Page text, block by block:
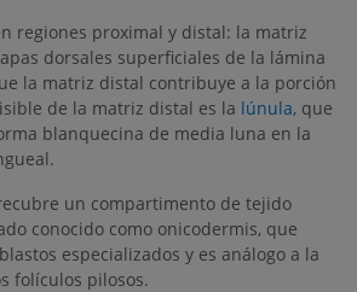
regiones proximal y distal: la matriz
dorsales superficiales de la lámina
la matriz distal contribuye a la porción
de la matriz distal es la lúnula, que
blanquecina de media luna en la
un compartimento de tejido
conocido como onicodermis, que
especializados y es análogo a la
folículos pilosos.